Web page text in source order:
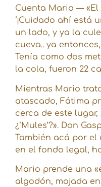
Cuenta Mario —
‘¡Cuidado ahí está
un lado, y ya la
cueva.. ya
Tenía como dos
la cola, fueron 22
Mientras Mario
atascado, Fátima
cerca de este
¿’Mules’?». Don
También acá por el
en el fondo legal,
Mario prende una
algodón, mojada